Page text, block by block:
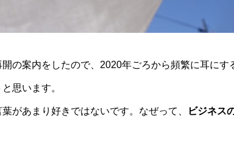
の案内をしたので、2020年ごろから頻繁に耳にす
思います。
があまり好きではないです。なぜって、 ビジネス